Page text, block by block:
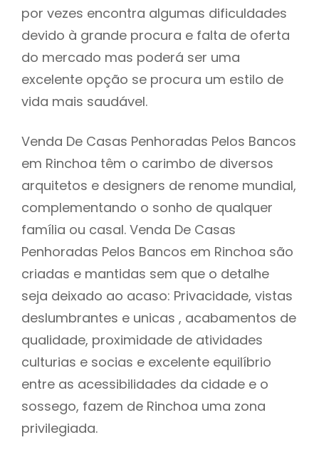
por vezes encontra algumas dificuldades
devido à grande procura e falta de oferta
do mercado mas poderá ser uma
excelente opção se procura um estilo de
vida mais saudável.
Venda De Casas Penhoradas Pelos Bancos
em Rinchoa têm o carimbo de diversos
arquitetos e designers de renome mundial,
complementando o sonho de qualquer
família ou casal. Venda De Casas
Penhoradas Pelos Bancos em Rinchoa são
criadas e mantidas sem que o detalhe
seja deixado ao acaso: Privacidade, vistas
deslumbrantes e unicas , acabamentos de
qualidade, proximidade de atividades
culturias e socias e excelente equilíbrio
entre as acessibilidades da cidade e o
sossego, fazem de Rinchoa uma zona
privilegiada.